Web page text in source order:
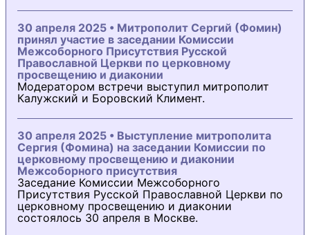
30 апреля 2025 • Митрополит Сергий (Фомин)
принял участие в заседании Комиссии
Межсоборного Присутствия Русской
Православной Церкви по церковному
просвещению и диаконии
Модератором встречи выступил митрополит
Калужский и Боровский Климент.
30 апреля 2025 • Выступление митрополита
Сергия (Фомина) на заседании Комиссии по
церковному просвещению и диаконии
Межсоборного присутствия
Заседание Комиссии Межсоборного
Присутствия Русской Православной Церкви по
церковному просвещению и диаконии
состоялось 30 апреля в Москве.